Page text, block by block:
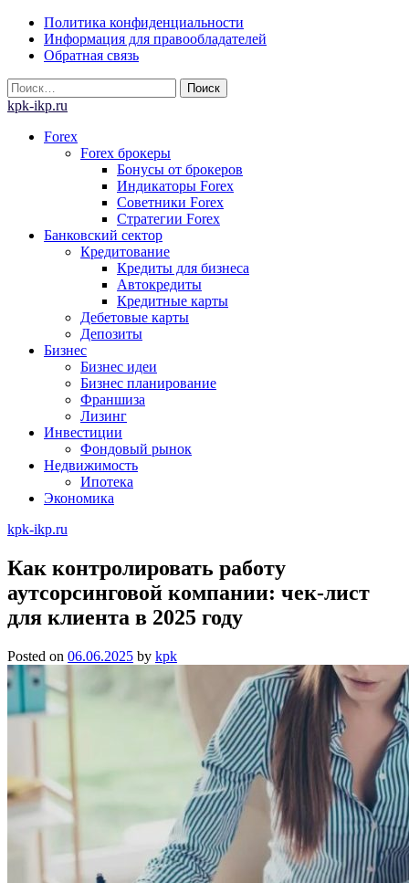
Skip
content
Политика конфиденциальности
Информация для правообладателей
Обратная связь
Найти:
kpk-ikp.ru
Forex
Forex брокеры
Бонусы от брокеров
Индикаторы Forex
Советники Forex
Стратегии Forex
Банковский сектор
Кредитование
Кредиты для бизнеса
Автокредиты
Кредитные карты
Дебетовые карты
Депозиты
Бизнес
Бизнес идеи
Бизнес планирование
Франшиза
Лизинг
Инвестиции
Фондовый рынок
Недвижимость
Ипотека
Экономика
kpk-ikp.ru
Как контролировать работу
аутсорсинговой компании: чек-лист
для клиента в 2025 году
Posted on 06.06.2025 by kpk